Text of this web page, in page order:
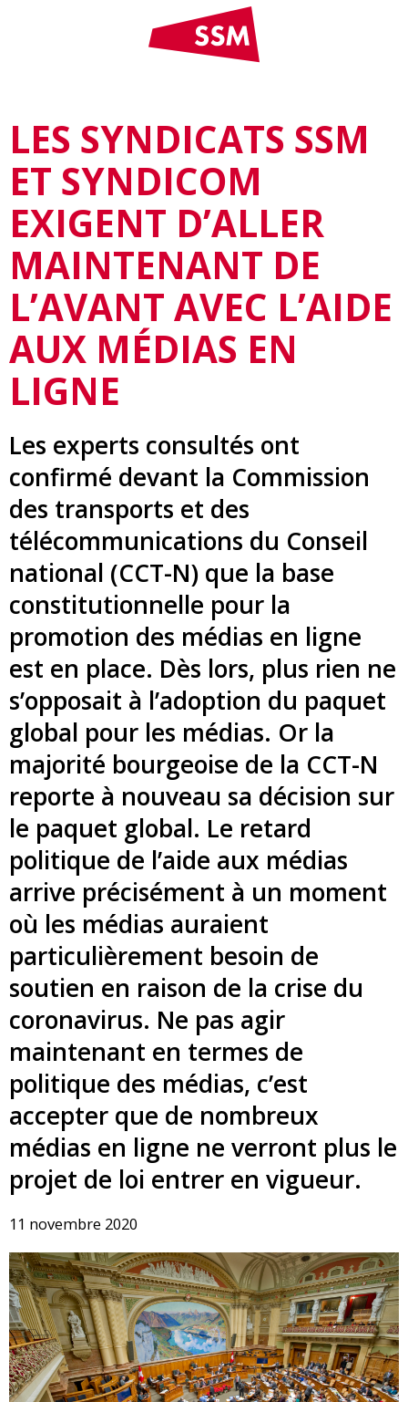
LES SYNDICATS SSM
ET SYNDICOM
EXIGENT D’ALLER
MAINTENANT DE
L’AVANT AVEC L’AIDE
AUX MÉDIAS EN
LIGNE
Les experts consultés ont
confirmé devant la Commission
des transports et des
télécommunications du Conseil
national (CCT-N) que la base
constitutionnelle pour la
promotion des médias en ligne
est en place. Dès lors, plus rien ne
s’opposait à l’adoption du paquet
global pour les médias. Or la
majorité bourgeoise de la CCT-N
reporte à nouveau sa décision sur
le paquet global. Le retard
politique de l’aide aux médias
arrive précisément à un moment
où les médias auraient
particulièrement besoin de
soutien en raison de la crise du
coronavirus. Ne pas agir
maintenant en termes de
politique des médias, c’est
accepter que de nombreux
médias en ligne ne verront plus le
projet de loi entrer en vigueur.
11 novembre 2020